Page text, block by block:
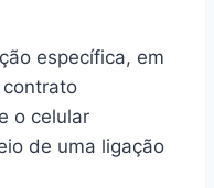
específica, em
o celular
de uma ligação